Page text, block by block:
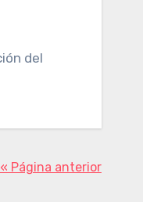
« Página anterior